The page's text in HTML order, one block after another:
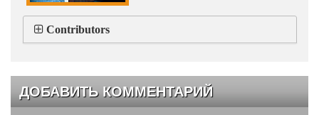
Contributors
ДОБАВИТЬ КОММЕНТАРИЙ